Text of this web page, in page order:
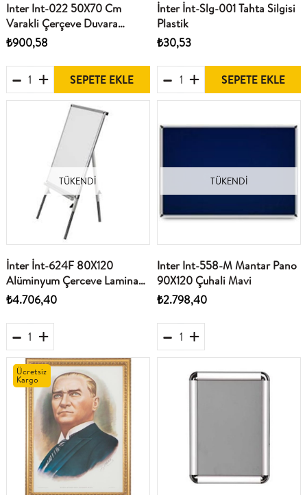
Inter Int-022 50X70 Cm
Varakli Çerçeve Duvara
Monte Atatürk Portresi
₺900,58
SEPETE EKLE
İnter İnt-Slg-001 Tahta Silgisi
Plastik
₺30,53
SEPETE EKLE
TÜKENDI
İnter İnt-624F 80X120
Alüminyum Çerceve Laminant
Yüzeyli Teleskopik Ayak Flip
Charlı Yazi Tahtasi
₺4.706,40
TÜKENDI
Inter Int-558-M Mantar Pano
90X120 Çuhali Mavi
₺2.798,40
Ücretsiz
Kargo